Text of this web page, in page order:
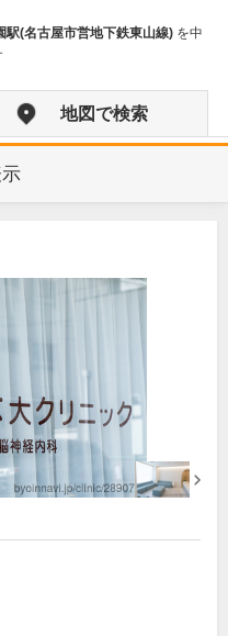
駅(名古屋市営地下鉄東山線) を中
地図で検索